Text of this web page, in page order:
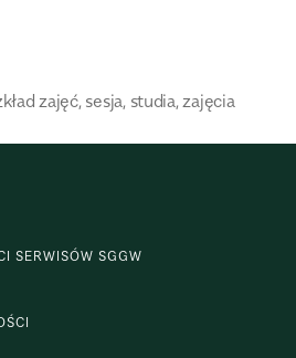
zajęć, sesja, studia, zajęcia
SERWISÓW SGGW